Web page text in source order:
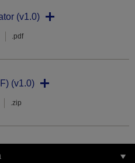
(v1.0)
.pdf
(v1.0)
.zip